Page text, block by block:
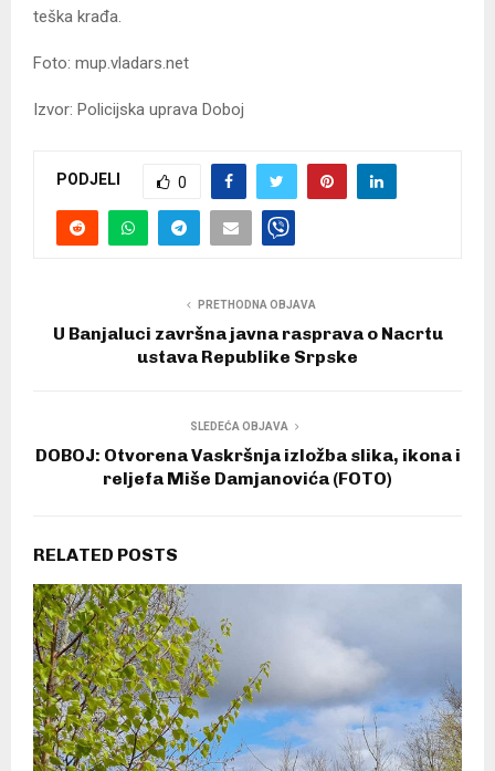
teška krađa.
Foto: mup.vladars.net
Izvor: Policijska uprava Doboj
PODJELI 0
PRETHODNA OBJAVA
U Banjaluci završna javna rasprava o Nacrtu
ustava Republike Srpske
SLEDEĆA OBJAVA
DOBOJ: Otvorena Vaskršnja izložba slika, ikona i
reljefa Miše Damjanovića (FOTO)
RELATED POSTS